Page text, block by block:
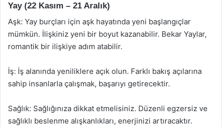
Yay (22 Kasım – 21 Aralık)
Aşk: Yay burçları için aşk hayatında yeni başlangıçlar
mümkün. İlişkiniz yeni bir boyut kazanabilir. Bekar Yaylar,
romantik bir ilişkiye adım atabilir.
İş: İş alanında yeniliklere açık olun. Farklı bakış açılarına
sahip insanlarla çalışmak, başarıyı getirecektir.
Sağlık: Sağlığınıza dikkat etmelisiniz. Düzenli egzersiz ve
sağlıklı beslenme alışkanlıkları, enerjinizi artıracaktır.